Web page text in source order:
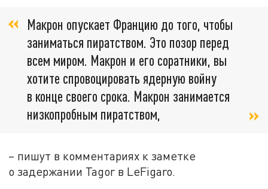
Макрон опускает Францию до того, чтобы
заниматься пиратством. Это позор перед
всем миром. Макрон и его соратники, вы
хотите спровоцировать ядерную войну
в конце своего срока. Макрон занимается
низкопробным пиратством,
– пишут в комментариях к заметке
о задержании Tagor в LeFigaro.